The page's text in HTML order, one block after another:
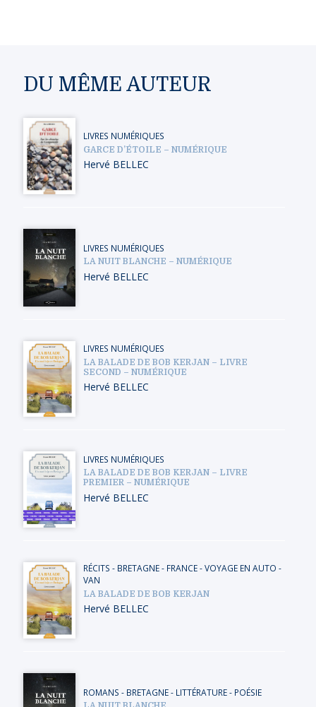
DU MÊME AUTEUR
LIVRES NUMÉRIQUES
GARCE D’ÉTOILE – NUMÉRIQUE
Hervé BELLEC
LIVRES NUMÉRIQUES
LA NUIT BLANCHE – NUMÉRIQUE
Hervé BELLEC
LIVRES NUMÉRIQUES
LA BALADE DE BOB KERJAN – LIVRE
SECOND – NUMÉRIQUE
Hervé BELLEC
LIVRES NUMÉRIQUES
LA BALADE DE BOB KERJAN – LIVRE
PREMIER – NUMÉRIQUE
Hervé BELLEC
RÉCITS - BRETAGNE- FRANCE-VOYAGE EN AUTO -
VAN
LA BALADE DE BOB KERJAN
Hervé BELLEC
ROMANS - BRETAGNE- LITTÉRATURE - POÉSIE